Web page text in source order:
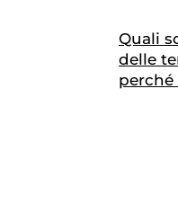
Quali
delle
perché